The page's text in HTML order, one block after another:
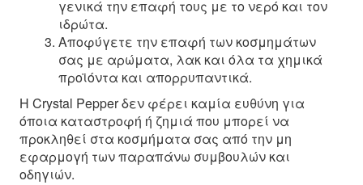
γενικά την επαφή τους με το νερό και τον
ιδρώτα.
Αποφύγετε την επαφή των κοσμημάτων
σας με αρώματα, λακ και όλα τα χημικά
προϊόντα και απορρυπαντικά.
Η Crystal Pepper δεν φέρει καμία ευθύνη για
όποια καταστροφή ή ζημιά που μπορεί να
προκληθεί στα κοσμήματα σας από την μη
εφαρμογή των παραπάνω συμβουλών και
οδηγιών.